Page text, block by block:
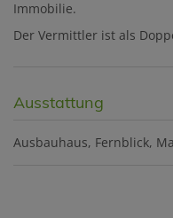
Immobilie.
Der Vermittler ist als
Ausstattung
Ausbauhaus Fernblick